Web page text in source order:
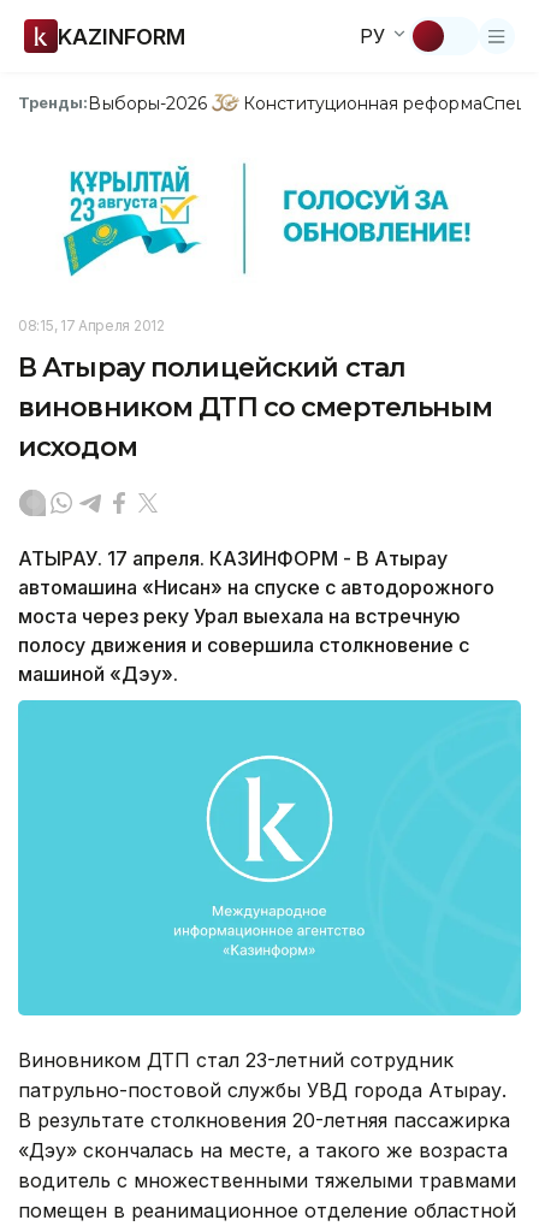
KAZINFORM РУ
Тренды:Выборы-2026 Конституционная реформа
08:15, 17 Апреля 2012
В Атырау полицейский стал
виновником ДТП со смертельным
исходом
АТЫРАУ. 17 апреля. КАЗИНФОРМ - В Атырау
автомашина «Нисан» на спуске с автодорожного
моста через реку Урал выехала на встречную
полосу движения и совершила столкновение с
машиной «Дэу».
Виновником ДТП стал 23-летний сотрудник
патрульно-постовой службы УВД города Атырау.
В результате столкновения 20-летняя пассажирка
«Дэу» скончалась на месте, а такого же возраста
водитель с множественными тяжелыми травмами
помещен в реанимационное отделение областной